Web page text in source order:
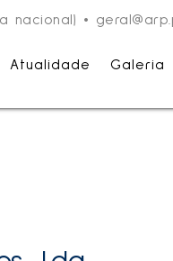
nacional) •
Atualidade Galeria